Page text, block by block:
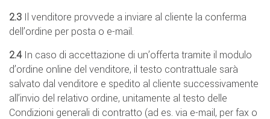
2.3 Il venditore provvede a inviare al cliente la conferma
dell’ordine per posta o e-mail.
2.4In caso di accettazione di un’offerta tramite il modulo
d’ordine online del venditore, il testo contrattuale sarà
salvato dal venditore e spedito al cliente successivamente
all’invio del relativo ordine, unitamente al testo delle
Condizioni generali di contratto (ad es. via e-mail, per fax o